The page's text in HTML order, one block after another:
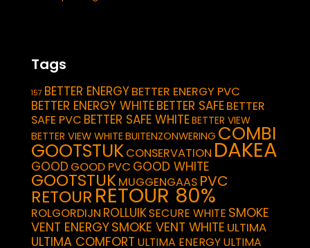
Tags
157 BETTER ENERGYBETTER ENERGY PVC
BETTER ENERGY WHITEBETTER SAFEBETTER
SAFE PVC BETTER SAFE WHITEBETTER VIEW
BETTER VIEW WHITEBUITENZONWERING COMBI
GOOTSTUKCONSERVATION DAKEA
GOOD GOOD PVC GOOD WHITE
GOOTSTUKMUGGENGAAS PVC
RETOUR RETOUR 80%
ROLGORDIJN ROLLUIKSECURE WHITE SMOKE
VENT ENERGYSMOKE VENT WHITE ULTIMA
ULTIMA COMFORT ULTIMA ENERGYULTIMA